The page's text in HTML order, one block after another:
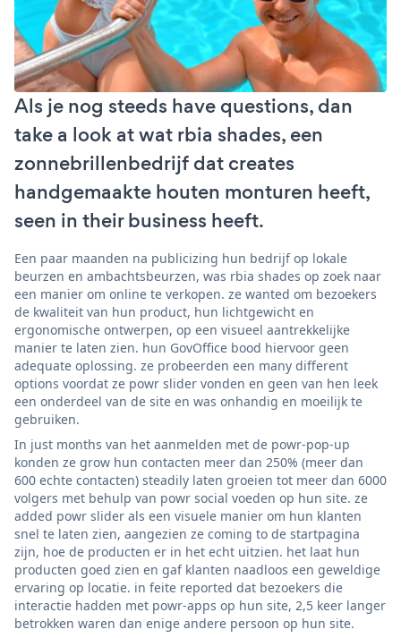
Als je nog steeds have questions, dan
take a look at wat rbia shades, een
zonnebrillenbedrijf dat creates
handgemaakte houten monturen heeft,
seen in their business heeft.
Een paar maanden na publicizing hun bedrijf op lokale
beurzen en ambachtsbeurzen, was rbia shades op zoek naar
een manier om online te verkopen. ze wanted om bezoekers
de kwaliteit van hun product, hun lichtgewicht en
ergonomische ontwerpen, op een visueel aantrekkelijke
manier te laten zien. hun GovOffice bood hiervoor geen
adequate oplossing. ze probeerden een many different
options voordat ze powr slider vonden en geen van hen leek
een onderdeel van de site en was onhandig en moeilijk te
gebruiken.
In just months van het aanmelden met de powr-pop-up
konden ze grow hun contacten meer dan 250% (meer dan
600 echte contacten) steadily laten groeien tot meer dan 6000
volgers met behulp van powr social voeden op hun site. ze
added powr slider als een visuele manier om hun klanten
snel te laten zien, aangezien ze coming to de startpagina
zijn, hoe de producten er in het echt uitzien. het laat hun
producten goed zien en gaf klanten naadloos een geweldige
ervaring op locatie. in feite reported dat bezoekers die
interactie hadden met powr-apps op hun site, 2,5 keer langer
betrokken waren dan enige andere persoon op hun site.